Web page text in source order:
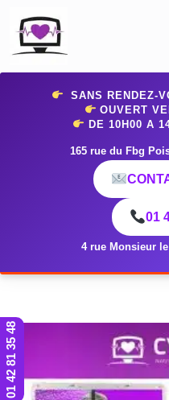
SANS RENDEZ-
OUVERT
DE 10H00 A
165 rue du Fbg
01
4 rue Monsieur
01 42 81 35 48